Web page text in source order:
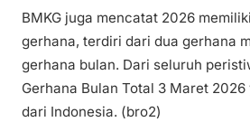
BMKG juga mencatat 2026
gerhana, terdiri dari dua gerhana
gerhana bulan. Dari seluruh
Gerhana Bulan Total 3 Maret
dari Indonesia. (bro2)